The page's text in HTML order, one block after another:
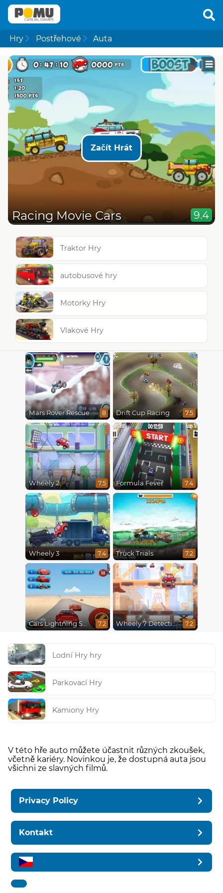
Hry Postřehové Auta
Začít Hrát
Racing Movie Cars 9.4
Traktor Hry
autobusové hry
Motorky Hry
Vlakové Hry
Mars Rover Rescue 8 Drift Cup Racing 7.5
Wheely 2 7.5 Formula Fever 7.4
Wheely 3 7.4 Truck Trials 7.2
Cars Lightning Speed 7.2 Wheely 7 Detective 7.2
Lodní Hry hry
Parkovací Hry
Kamiony Hry
V této hře auto můžete účastnit různých zkoušek,
včetně kariéry. Novinkou je, že dostupná auta jsou
všichni ze slavných filmů.
Privacy Policy
Kontakt